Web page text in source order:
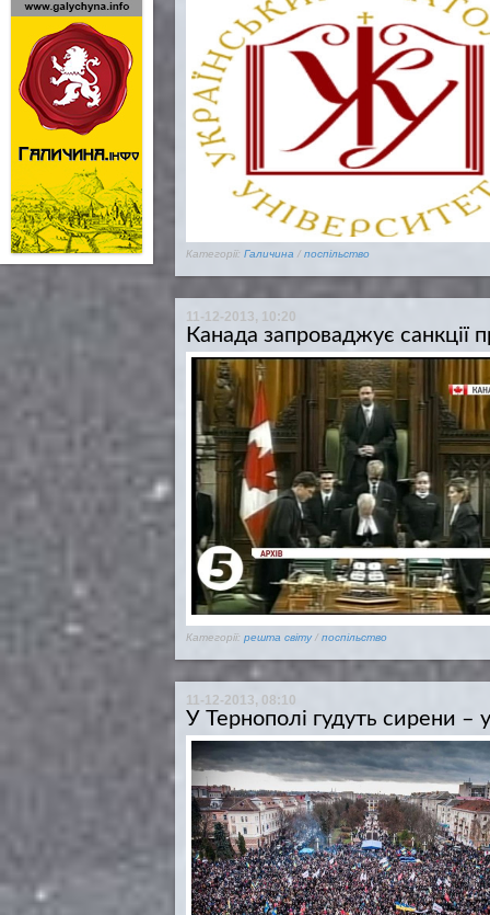
Категорії: Галичина / поспільство
11-12-2013, 10:20
Канада запроваджує санкції
Категорії: решта світу/ поспільство
11-12-2013, 08:10
У Тернополі гудуть сирени –